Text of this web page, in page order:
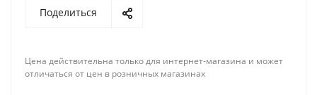
Поделиться
Цена действительна только для интернет-магазина и может
отличаться от цен в розничных магазинах